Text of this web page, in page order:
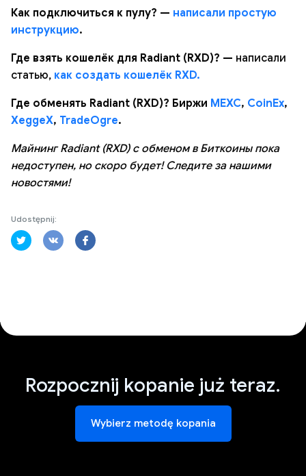
Как подключиться к пулу? — написали простую
инструкцию.
Где взять кошелёк для Radiant (RXD)? — написали
статью, как создать кошелёк RXD.
Где обменять Radiant (RXD)? Биржи MEXC, CoinEx,
XeggeX, TradeOgre.
Майнинг Radiant (RXD) с обменом в Биткоины пока
недоступен, но скоро будет! Следите за нашими
новостями!
Udostępnij:
Rozpocznij kopanie już teraz.
Wybierz metodę kopania